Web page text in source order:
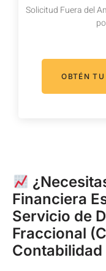
Solicitud Fuera del
OBTÉN
Financiera
Servicio de
Fraccional
Contabilidad